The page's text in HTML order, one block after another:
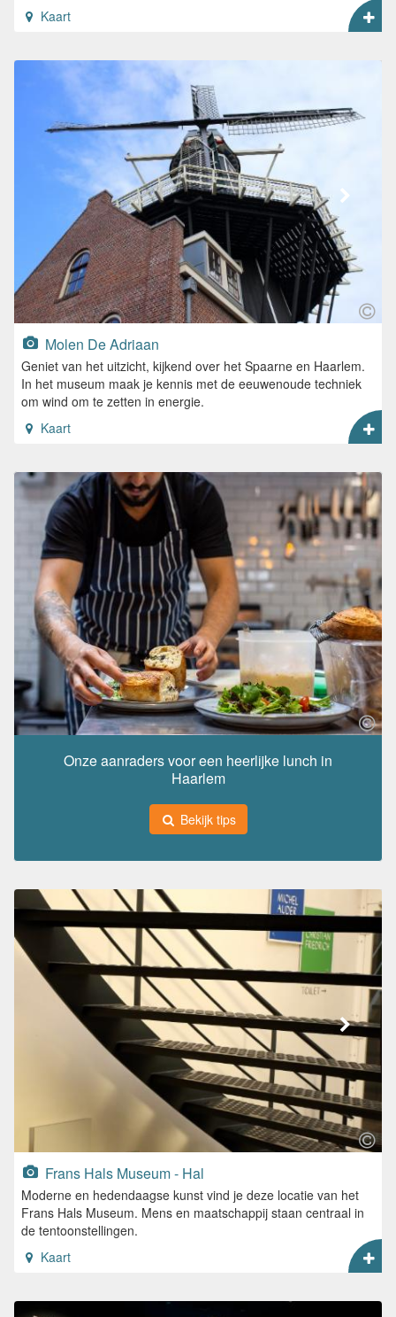
Kaart
Molen De Adriaan
Geniet van het uitzicht, kijkend over het Spaarne en Haarlem.
In het museum maak je kennis met de eeuwenoude techniek
om wind om te zetten in energie.
Kaart
Onze aanraders voor een heerlijke lunch in
Haarlem
Bekijk tips
Frans Hals Museum - Hal
Moderne en hedendaagse kunst vind je deze locatie van het
Frans Hals Museum. Mens en maatschappij staan centraal in
de tentoonstellingen.
Kaart